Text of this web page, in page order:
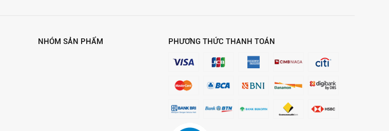
NHÓM SẢN PHẨM PHƯƠNG THỨC THANH TOÁN